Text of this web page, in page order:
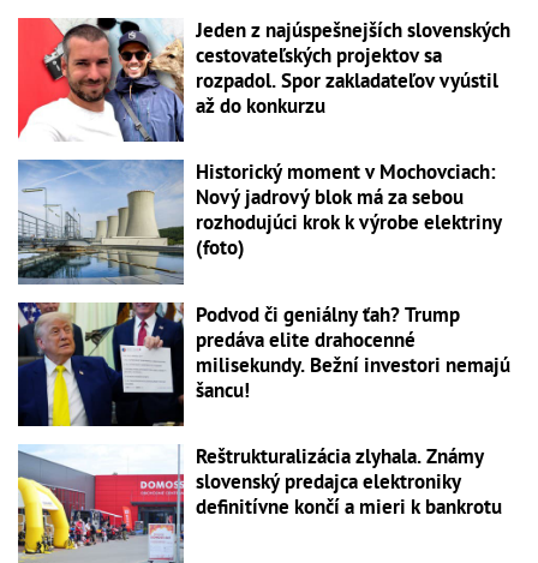
Jeden z najúspešnejších slovenských
cestovateľských projektov sa
rozpadol. Spor zakladateľov vyústil
až do konkurzu
Historický moment v Mochovciach:
Nový jadrový blok má za sebou
rozhodujúci krok k výrobe elektriny
(foto)
Podvod či geniálny ťah? Trump
predáva elite drahocenné
milisekundy. Bežní investori nemajú
šancu!
Reštrukturalizácia zlyhala. Známy
slovenský predajca elektroniky
definitívne končí a mieri k bankrotu